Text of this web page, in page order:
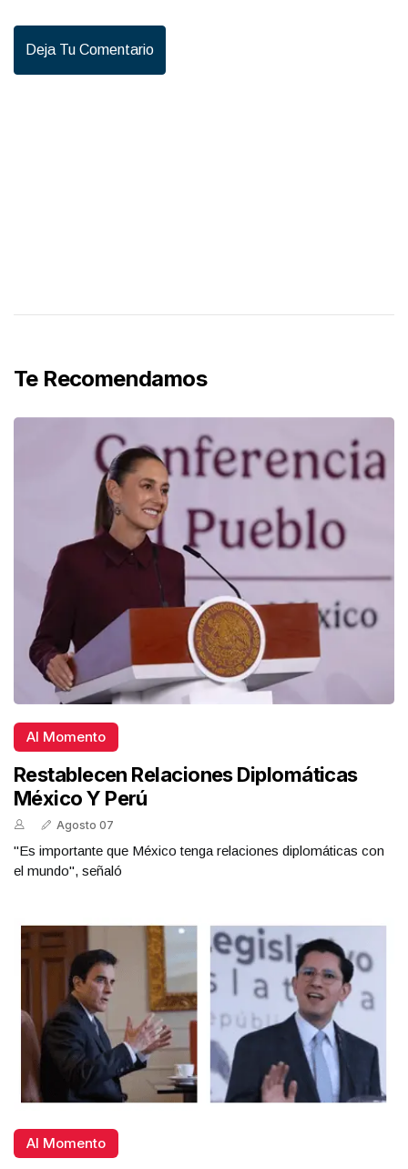
Deja Tu Comentario
Te Recomendamos
Al Momento
Restablecen Relaciones Diplomáticas
México Y Perú
Agosto 07
"Es importante que México tenga relaciones diplomáticas con
el mundo", señaló
Al Momento